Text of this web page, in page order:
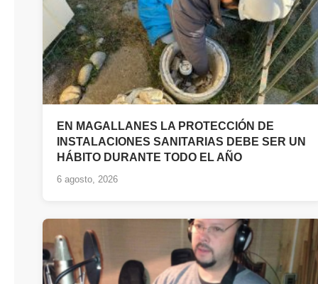
EN MAGALLANES LA PROTECCIÓN DE
INSTALACIONES SANITARIAS DEBE SER UN
HÁBITO DURANTE TODO EL AÑO
6 agosto, 2026